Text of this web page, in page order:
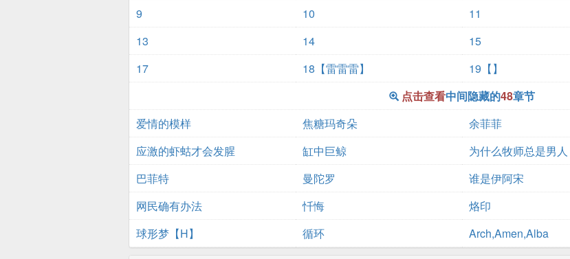
9
10 11
13
14 15
17
18【雷雷雷】 19【】
点击查看中间隐藏的48章节
爱情的模样
焦糖玛奇朵 余菲菲
应激的虾蛄才会发腥
缸中巨鲸 为什么牧师总是男人
巴菲特
曼陀罗 谁是伊阿宋
网民确有办法
忏悔 烙印
球形梦【H】
循环 Arch,Amen,Alba